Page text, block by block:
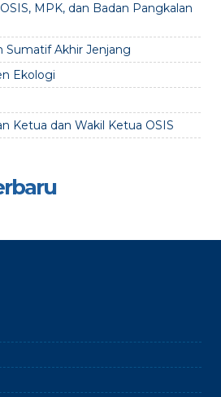
MPK, dan Badan Pangkalan
Sumatif Akhir Jenjang
Ekologi
Ketua dan Wakil Ketua OSIS